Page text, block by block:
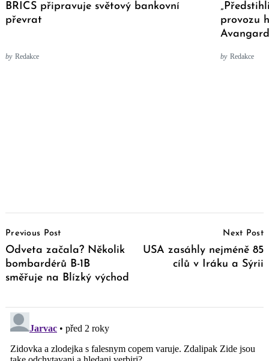
BRICS připravuje světový bankovní
převrat
by Redakce
provozu
by Redakce
Navigation
Previous Post
Odveta začala? Několik
bombardérů B-1B
směřuje na Blízký východ
Next Post
USA zasáhly nejméně 85
cílů v Iráku a Sýrii